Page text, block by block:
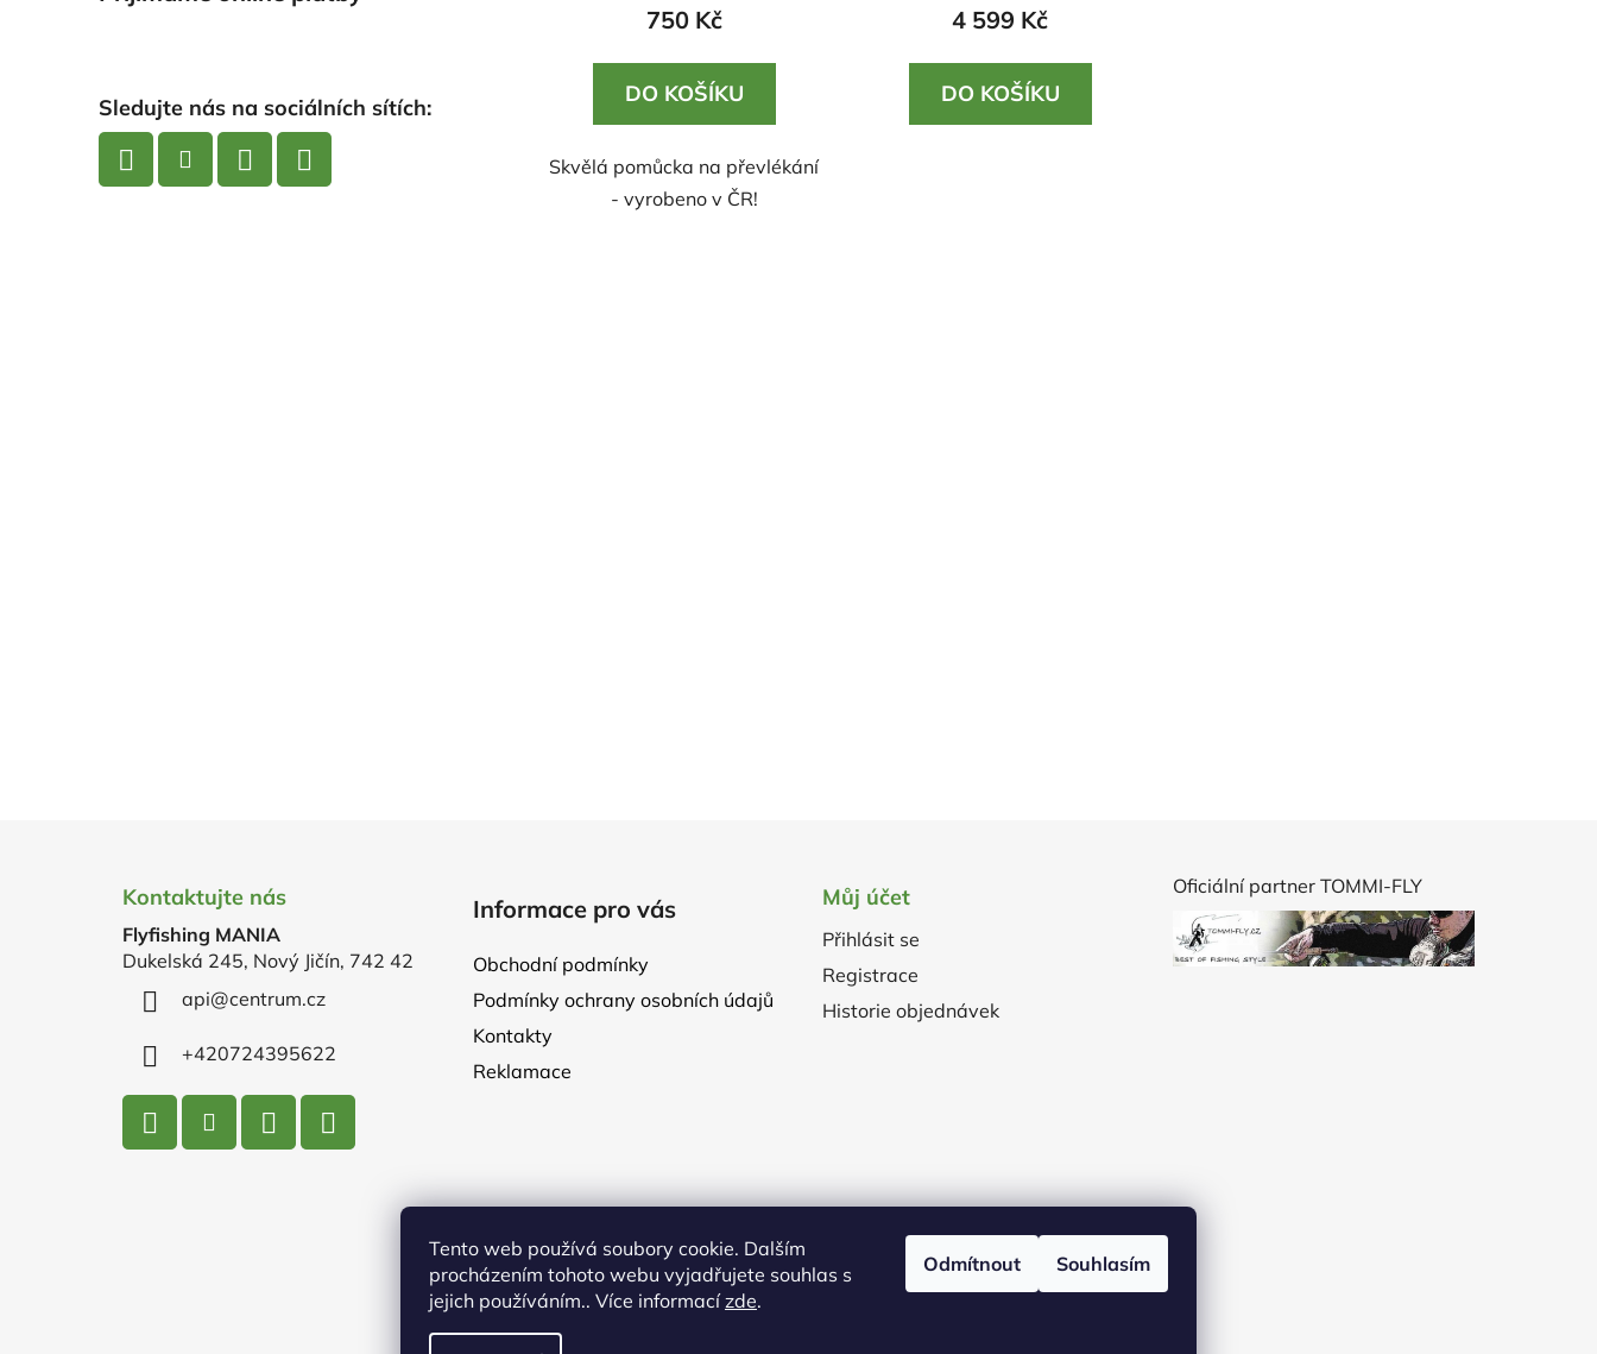
Tento web používá soubory cookie. Dalším
procházením tohoto webu vyjadřujete souhlas s
jejich používáním.. Více informacízde.
Odmítnout Souhlasím
Sledujte nás na sociálních sítích:
produktu
z
hvězdiček.
750 Kč
DO KOŠÍKU
Skvělá pomůcka na převlékání
- vyrobeno v ČR!
4 599 Kč
DO KOŠÍKU
Kontaktujte nás
Flyfishing MANIA
Dukelská 245, Nový Jičín, 742 42
api@centrum.cz
+420724395622
Informace pro vás
Obchodní podmínky
Podmínky ochrany osobních údajů
Kontakty
Reklamace
Můj účet
Přihlásit se
Registrace
Historie objednávek
Oficiální partner TOMMI-FLY